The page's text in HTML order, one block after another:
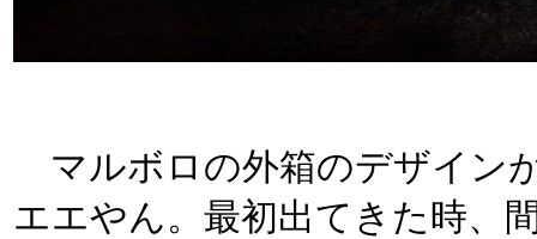
マルボロの外箱のデザイン
エエやん。最初出てきた時、